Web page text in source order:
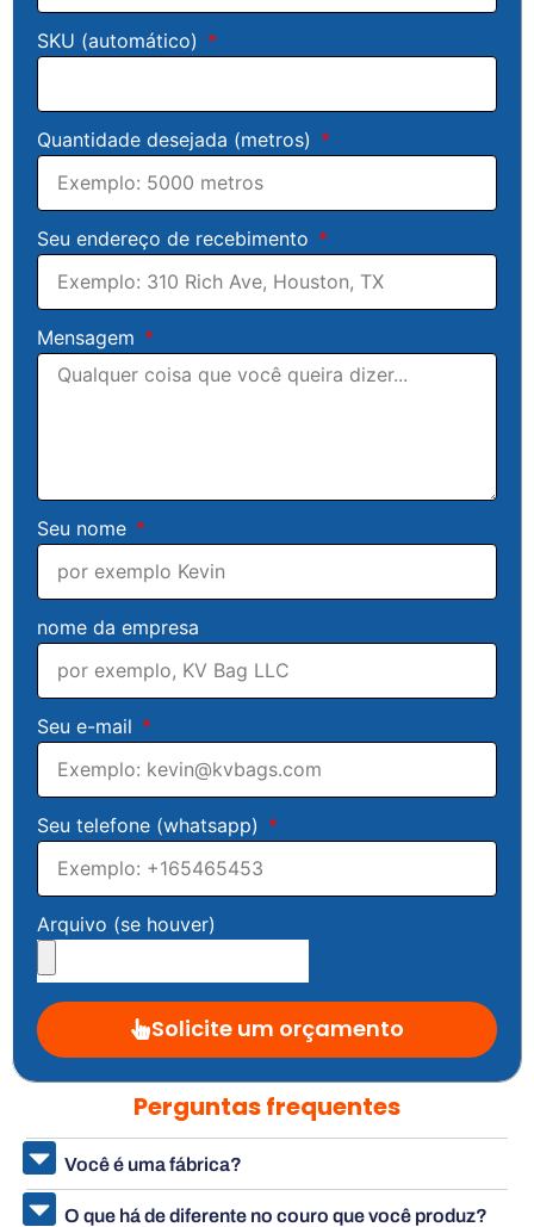
SKU (automático)
Quantidade desejada (metros)
Seu endereço de recebimento
Mensagem
Seu nome
nome da empresa
Seu e-mail
Seu telefone (whatsapp)
Arquivo (se houver)
Solicite um orçamento
Perguntas frequentes
Você é uma fábrica?
O que há de diferente no couro que você produz?